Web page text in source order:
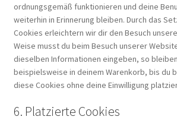
ordnungsgemäß funktionieren und deine
weiterhin in Erinnerung bleiben. Durch das
Cookies erleichtern wir dir den Besuch
Weise musst du beim Besuch unserer
dieselben Informationen eingeben, so
beispielsweise in deinem Warenkorb, bis du
diese Cookies ohne deine Einwilligung
6. Platzierte Cookies